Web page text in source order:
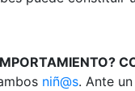
niñ@s. Ante